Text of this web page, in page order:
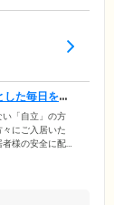
た毎日をお
「自立」の方
にご入居いた
様の安全に配
全40戸のお部